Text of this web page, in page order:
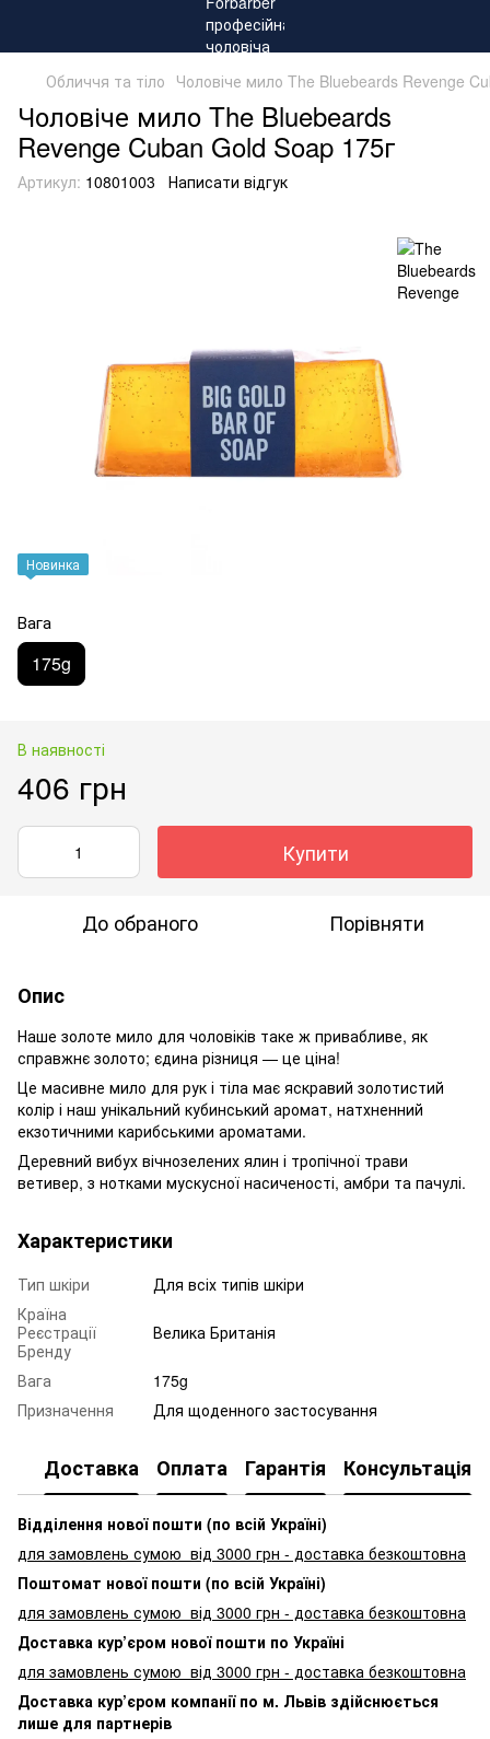
Обличчя та тіло Чоловіче мило The Bluebeards Revenge
Чоловіче мило The Bluebeards
Revenge Cuban Gold Soap 175г
Артикул: 10801003 Написати відгук
Новинка
Вага
175g
В наявності
406 грн
Купити
До обраного Порівняти
Опис
Наше золоте мило для чоловіків таке ж привабливе, як
справжнє золото; єдина різниця — це ціна!
Це масивне мило для рук і тіла має яскравий золотистий
колір і наш унікальний кубинський аромат, натхненний
екзотичними карибськими ароматами.
Деревний вибух вічнозелених ялин і тропічної трави
ветивер, з нотками мускусної насиченості, амбри та пачулі.
Характеристики
Тип шкіри
Для всіх типів шкіри
Країна
Реєстрації
Бренду
Велика Британія
Вага
175g
Призначення
Для щоденного застосування
Доставка Оплата Гарантія Консультація
Відділення нової пошти (по всій Україні)
для замовлень сумою від 3000 грн - доставка безкоштовна
Поштомат нової пошти (по всій Україні)
для замовлень сумою від 3000 грн - доставка безкоштовна
Доставка кур’єром нової пошти по Україні
для замовлень сумою від 3000 грн - доставка безкоштовна
Доставка кур’єром компанії по м. Львів здійснюється
лише для партнерів